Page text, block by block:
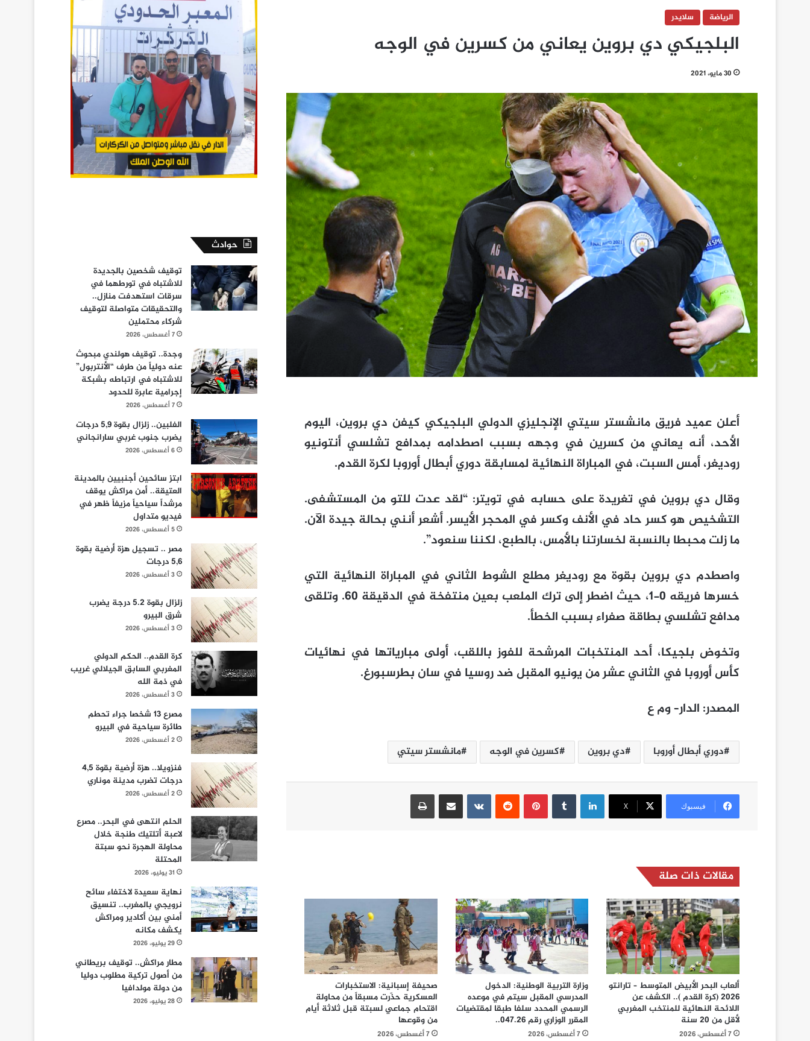
الرياضة
سلايدر
البلجيكي دي بروين يعاني من كسرين في الوجه
30 مايو، 2021
أعلن عميد فريق مانشستر سيتي الإنجليزي الدولي البلجيكي كيفن دي بروين، اليوم
الأحد، أنه يعاني من كسرين في وجهه بسبب اصطدامه بمدافع تشلسي أنتونيو
روديغر، أمس السبت، في المباراة النهائية لمسابقة دوري أبطال أوروبا لكرة القدم.
وقال دي بروين في تغريدة على حسابه في تويتر: “لقد عدت للتو من المستشفى.
التشخيص هو كسر حاد في الأنف وكسر في المحجر الأيسر. أشعر أنني بحالة جيدة الآن.
ما زلت محبطا بالنسبة لخسارتنا بالأمس، بالطبع، لكننا سنعود”.
واصطدم دي بروين بقوة مع روديغر مطلع الشوط الثاني في المباراة النهائية التي
خسرها فريقه 0-1، حيث اضطر إلى ترك الملعب بعين منتفخة في الدقيقة 60. وتلقى
مدافع تشلسي بطاقة صفراء بسبب الخطأ.
وتخوض بلجيكا، أحد المنتخبات المرشحة للفوز باللقب، أولى مبارياتها في نهائيات
كأس أوروبا في الثاني عشر من يونيو المقبل ضد روسيا في سان بطرسبورغ.
المصدر: الدار–وم ع
دوري أبطال أوروبا دي بروين كسرين في الوجه مانشستر سيتي
فيسبوك ‫X
لينكدإن بينتيريست مشاركة عبر البريد طباعة
مقالات ذات صلة
ألعاب البحر الأبيض المتوسط – تارانتو
2026 (كرة القدم ).. الكشف عن
اللائحة النهائية للمنتخب المغربي
لأقل من 20 سنة
7 أغسطس، 2026
وزارة التربية الوطنية: الدخول
المدرسي المقبل سیتم في موعده
الرسمي المحدد سلفا طبقا لمقتضیات
المقرر الوزاري رقم 047.26..
7 أغسطس، 2026
صحيفة إسبانية: الاستخبارات
العسكرية حذّرت مسبقاً من محاولة
اقتحام جماعي لسبتة قبل ثلاثة أيام
من وقوعها
7 أغسطس، 2026
حوادث
توقيف شخصين بالجديدة
للاشتباه في تورطهما في
سرقات استهدفت منازل..
والتحقيقات متواصلة لتوقيف
شركاء محتملين
7 أغسطس، 2026
وجدة.. توقيف هولندي مبحوث
عنه دولياً من طرف “الأنتربول”
للاشتباه في ارتباطه بشبكة
إجرامية عابرة للحدود
7 أغسطس، 2026
الفلبين.. زلزال بقوة 5,9 درجات
يضرب جنوب غربي سارانجاني
6 أغسطس، 2026
ابتز سائحين أجنبيين بالمدينة
العتيقة.. أمن مراكش يوقف
مرشداً سياحياً مزيفاً ظهر في
فيديو متداول
5 أغسطس، 2026
مصر .. تسجيل هزة أرضية بقوة
5,6 درجات
3 أغسطس، 2026
زلزال بقوة 5.2 درجة يضرب
شرق البيرو
3 أغسطس، 2026
كرة القدم.. الحكم الدولي
المغربي السابق الجيلالي غريب
في ذمة الله
3 أغسطس، 2026
مصرع 13 شخصا جراء تحطم
طائرة سياحية في البيرو
2 أغسطس، 2026
فنزويلا.. هزة أرضية بقوة 4,5
درجات تضرب مدينة موناري
2 أغسطس، 2026
الحلم انتهى في البحر.. مصرع
لاعبة أتلتيك طنجة خلال
محاولة الهجرة نحو سبتة
المحتلة
31 يوليو، 2026
نهاية سعيدة لاختفاء سائح
نرويجي بالمغرب.. تنسيق
أمني بين أكادير ومراكش
يكشف مكانه
29 يوليو، 2026
مطار مراكش.. توقيف بريطاني
من أصول تركية مطلوب دوليا
من دولة مولدافيا
28 يوليو، 2026